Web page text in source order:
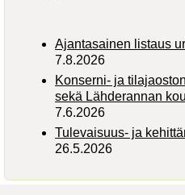
Ajantasainen listaus
7.8.2026
Konserni- ja
sekä Lähderannan
7.6.2026
Tulevaisuus- ja
26.5.2026